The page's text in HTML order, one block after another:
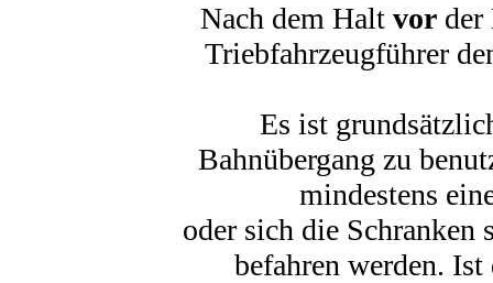
Nach dem Halt vor
Triebfahrzeugführer
Es ist
Bahnübergang zu
mindestens
oder sich die Schranken
befahren werden.